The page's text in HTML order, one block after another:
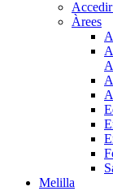
Àrees
Melilla